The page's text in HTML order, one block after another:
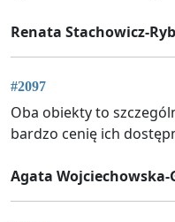
Renata Stachowicz-
#2097
Oba obiekty to
bardzo cenię ich
Agata Wojciechowska-